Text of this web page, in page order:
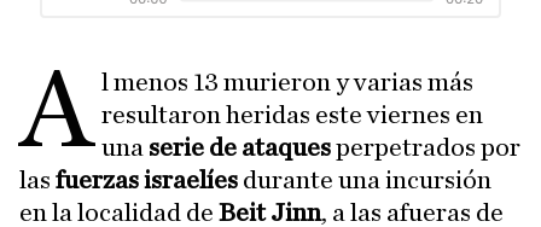
A l menos 13 murieron y varias más
resultaron heridas este viernes en
una serie de ataquesperpetrados por
las fuerzas israelíes durante una incursión
en la localidad de Beit Jinn, a las afueras de